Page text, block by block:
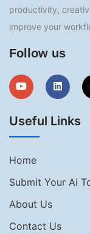
productivity,
improve your
Follow us
Useful Links
Home
Submit Your Ai
About Us
Contact Us